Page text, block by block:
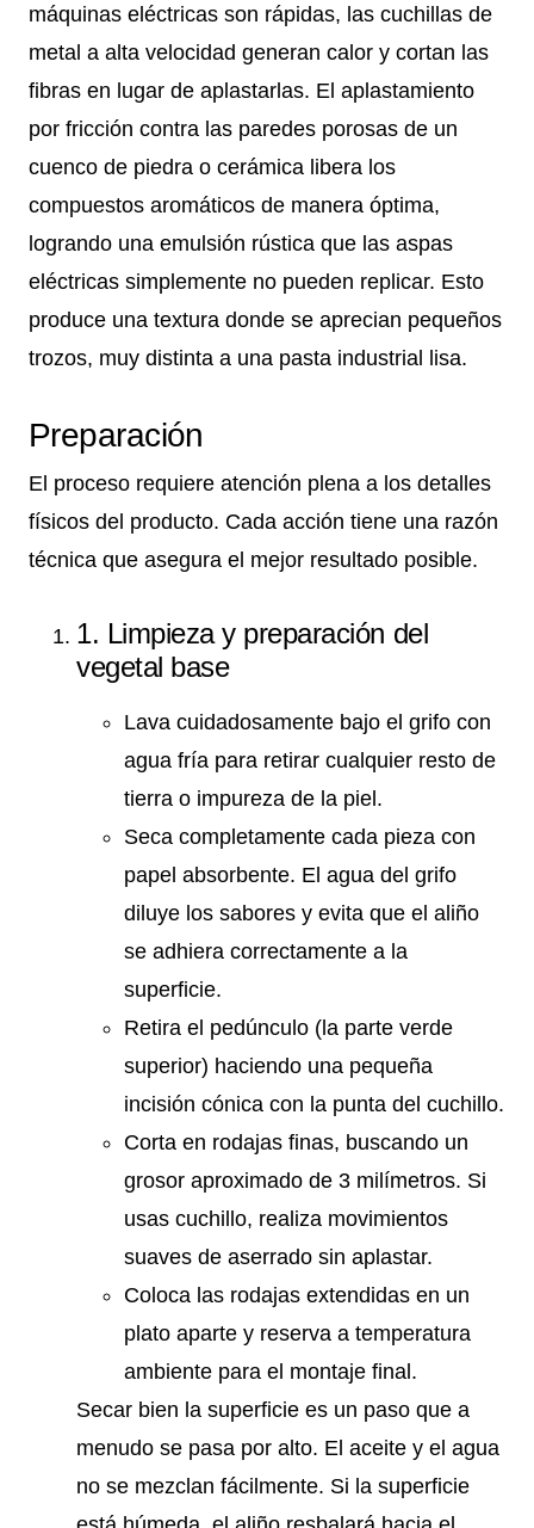
máquinas eléctricas son rápidas, las cuchillas de
metal a alta velocidad generan calor y cortan las
fibras en lugar de aplastarlas. El aplastamiento
por fricción contra las paredes porosas de un
cuenco de piedra o cerámica libera los
compuestos aromáticos de manera óptima,
logrando una emulsión rústica que las aspas
eléctricas simplemente no pueden replicar. Esto
produce una textura donde se aprecian pequeños
trozos, muy distinta a una pasta industrial lisa.
Preparación
El proceso requiere atención plena a los detalles
físicos del producto. Cada acción tiene una razón
técnica que asegura el mejor resultado posible.
1. Limpieza y preparación del
vegetal base
Lava cuidadosamente bajo el grifo con
agua fría para retirar cualquier resto de
tierra o impureza de la piel.
Seca completamente cada pieza con
papel absorbente. El agua del grifo
diluye los sabores y evita que el aliño
se adhiera correctamente a la
superficie.
Retira el pedúnculo (la parte verde
superior) haciendo una pequeña
incisión cónica con la punta del cuchillo.
Corta en rodajas finas, buscando un
grosor aproximado de 3 milímetros. Si
usas cuchillo, realiza movimientos
suaves de aserrado sin aplastar.
Coloca las rodajas extendidas en un
plato aparte y reserva a temperatura
ambiente para el montaje final.
Secar bien la superficie es un paso que a
menudo se pasa por alto. El aceite y el agua
no se mezclan fácilmente. Si la superficie